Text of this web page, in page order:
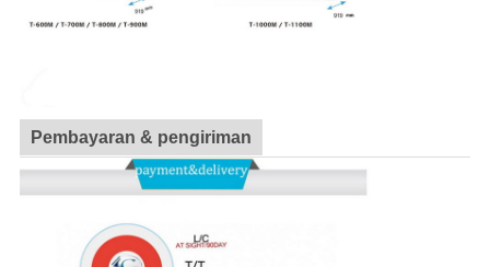
Pembayaran & pengiriman